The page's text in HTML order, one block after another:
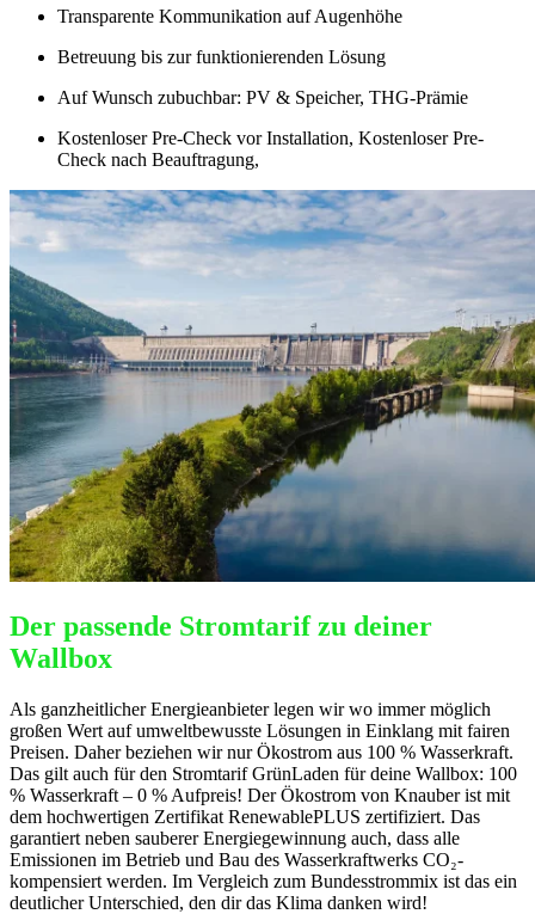
Transparente Kommunikation auf Augenhöhe
Betreuung bis zur funktionierenden Lösung
Auf Wunsch zubuchbar: PV & Speicher, THG-Prämie
Kostenloser Pre-Check vor Installation, Kostenloser Pre-
Check nach Beauftragung,
Der passende Stromtarif zu deiner
Wallbox
Als ganzheitlicher Energieanbieter legen wir wo immer möglich
großen Wert auf umweltbewusste Lösungen in Einklang mit fairen
Preisen. Daher beziehen wir nur Ökostrom aus 100 % Wasserkraft.
Das gilt auch für den Stromtarif GrünLaden für deine Wallbox: 100
% Wasserkraft – 0 % Aufpreis! Der Ökostrom von Knauber ist mit
dem hochwertigen Zertifikat RenewablePLUS zertifiziert. Das
garantiert neben sauberer Energiegewinnung auch, dass alle
Emissionen im Betrieb und Bau des Wasserkraftwerks CO₂-
kompensiert werden. Im Vergleich zum Bundesstrommix ist das ein
deutlicher Unterschied, den dir das Klima danken wird!